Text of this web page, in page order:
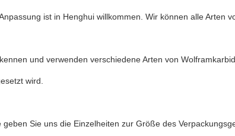
ist in Henghui willkommen. Wir können alle Arten
und verwenden verschiedene Arten von
wird.
geben Sie uns die Einzelheiten zur Größe des